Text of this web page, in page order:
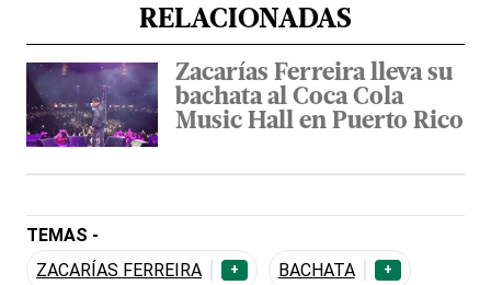
RELACIONADAS
Zacarías Ferreira lleva su
bachata al Coca Cola
Music Hall en Puerto Rico
TEMAS -
ZACARÍAS FERREIRA
+ BACHATA +